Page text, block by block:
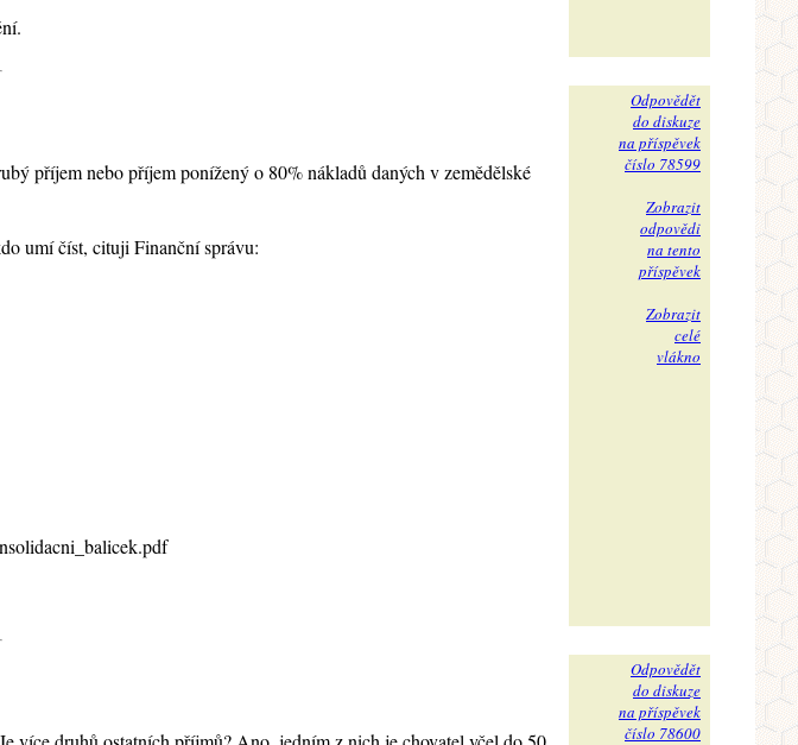
příjem nebo příjem ponížený o 80% nákladů daných v zemědělské
umí číst, cituji Finanční správu:
Odpovědět
do diskuze
na příspěvek
číslo 78599
Zobrazit
odpovědi
na tento
příspěvek
Zobrazit
celé
vlákno
Odpovědět
do diskuze
na příspěvek
číslo 78600